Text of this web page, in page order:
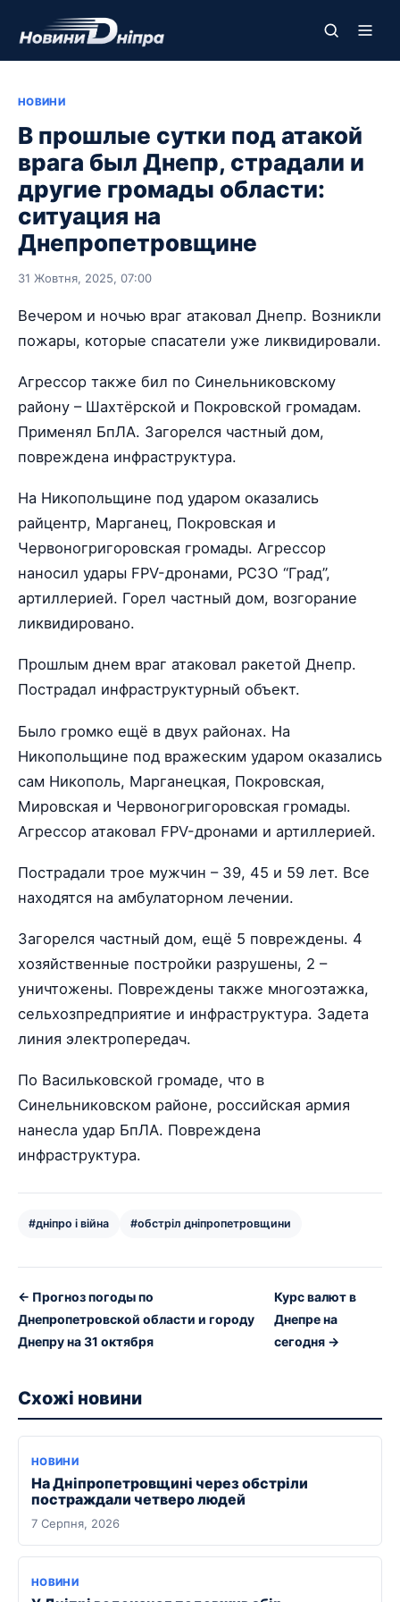
НОВИНИ
В прошлые сутки под атакой
врага был Днепр, страдали и
другие громады области:
ситуация на
Днепропетровщине
31 Жовтня, 2025, 07:00
Вечером и ночью враг атаковал Днепр. Возникли
пожары, которые спасатели уже ликвидировали.
Агрессор также бил по Синельниковскому
району – Шахтёрской и Покровской громадам.
Применял БпЛА. Загорелся частный дом,
повреждена инфраструктура.
На Никопольщине под ударом оказались
райцентр, Марганец, Покровская и
Червоногригоровская громады. Агрессор
наносил удары FPV-дронами, РСЗО “Град”,
артиллерией. Горел частный дом, возгорание
ликвидировано.
Прошлым днем враг атаковал ракетой Днепр.
Пострадал инфраструктурный объект.
Было громко ещё в двух районах. На
Никопольщине под вражеским ударом оказались
сам Никополь, Марганецкая, Покровская,
Мировская и Червоногригоровская громады.
Агрессор атаковал FPV-дронами и артиллерией.
Пострадали трое мужчин – 39, 45 и 59 лет. Все
находятся на амбулаторном лечении.
Загорелся частный дом, ещё 5 повреждены. 4
хозяйственные постройки разрушены, 2 –
уничтожены. Повреждены также многоэтажка,
сельхозпредприятие и инфраструктура. Задета
линия электропередач.
По Васильковской громаде, что в
Синельниковском районе, российская армия
нанесла удар БпЛА. Повреждена
инфраструктура.
#дніпро і війна #обстріл дніпропетровщини
← Прогноз погоды по
Днепропетровской области и городу
Днепру на 31 октября
Курс валют в
Днепре на
сегодня →
Схожі новини
НОВИНИ
На Дніпропетровщині через обстріли
постраждали четверо людей
7 Серпня, 2026
НОВИНИ